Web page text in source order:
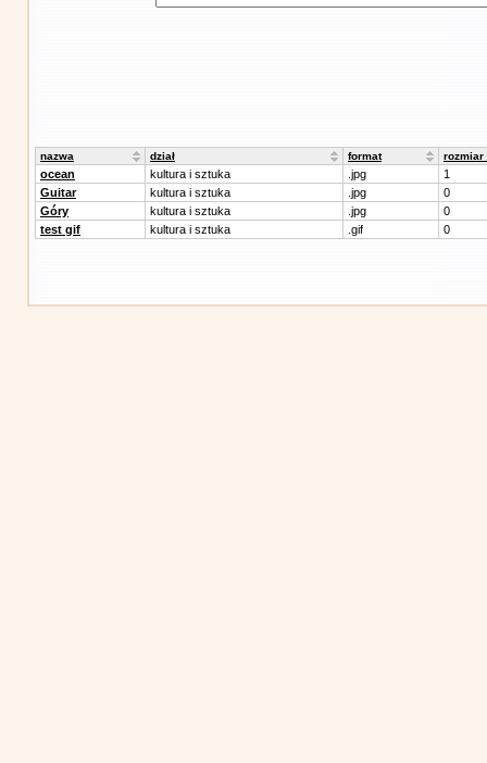
nazwa dział format rozmiar
ocean kultura i sztuka .jpg
1
Guitar
kultura i sztuka .jpg
0
Góry
kultura i sztuka .jpg
0
test gif
kultura i sztuka .gif 0